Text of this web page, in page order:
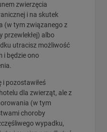
zwierzęcia
i na skutek
(w tym związanego z
przewlekłej) albo
utracisz możliwość
i będzie ono
i pozostawiłeś
dla zwierząt, ale z
(w tym
choroby
wypadku,